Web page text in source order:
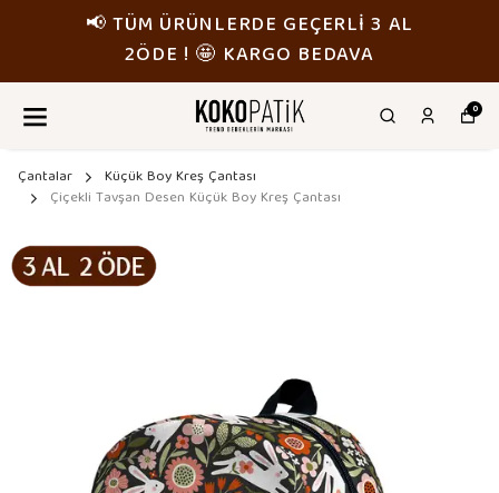
3 AL
📢 TÜM
2ÖDE ! 🤩
0
Çantalar
Küçük Boy Kreş Çantası
Çiçekli Tavşan Desen Küçük Boy Kreş Çantası